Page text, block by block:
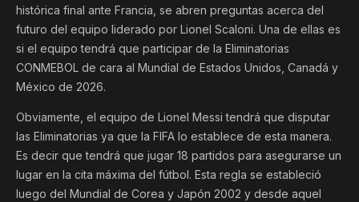
histórica final ante Francia, se abren preguntas acerca del
futuro del equipo liderado por Lionel Scaloni. Una de ellas es
si el equipo tendrá que participar de la Eliminatorias
CONMEBOL de cara al Mundial de Estados Unidos, Canadá y
México de 2026.
Obviamente, el equipo de Lionel Messi tendrá que disputar
las Eliminatorias ya que la FIFA lo establece de esta manera.
Es decir que tendrá que jugar 18 partidos para asegurarse un
lugar en la cita máxima del fútbol. Esta regla se estableció
luego del Mundial de Corea y Japón 2002 y desde aquel